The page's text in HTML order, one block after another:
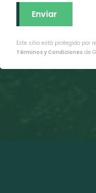
Este sitio está protegido por
Términos y Condiciones de